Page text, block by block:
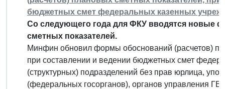
бюджетных смет федеральных казенных
Со следующего года для ФКУ вводятся новые
сметных показателей.
Минфин обновил формы обоснований (расчетов)
при составлении и ведении бюджетных смет
(структурных) подразделений без прав юрлица,
(федеральных госорганов), органов управления